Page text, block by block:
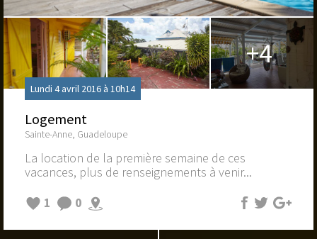
+4
Lundi 4 avril 2016 à 10h14
Logement
Sainte-Anne, Guadeloupe
La location de la première semaine de ces
vacances, plus de renseignements à venir...
1
0